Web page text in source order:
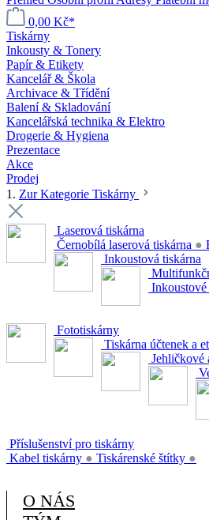
0,00 Kč*
Tiskárny
Inkousty & Tonery
Papír & Etikety
Kancelář & Škola
Archivace & Třídění
Balení & Skladování
Kancelářská technika & Elektro
Drogerie & Hygiena
Prezentace
Akce
Prodej
1. Zur Kategorie Tiskárny
Laserová tiskárna
Černobílá laserová tiskárna ●
Inkoustová tiskárna
Inkoustové
Fototiskárny
Tiskárna účtenek a
Jehličkové
Příslušenství pro tiskárny
Kabel tiskárny ● Tiskárenské štítky ●
O NÁS